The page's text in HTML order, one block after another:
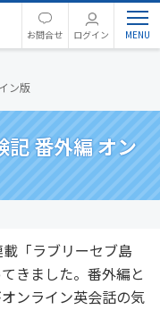
お問合せ ログイン
ン版
番外編 オン
「ラブリーセブ島
きました。番外編と
ンライン英会話の気